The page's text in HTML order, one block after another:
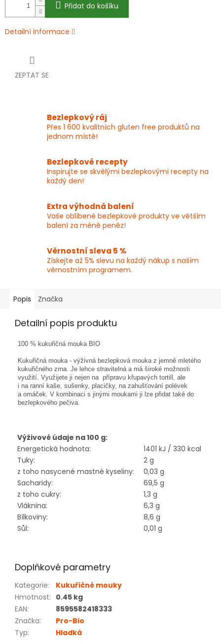
Přidat do košíku
Detailní informace
ZEPTAT SE
Bezlepkový ráj
Přes 1 600 kvalitních gluten free produktů na
jednom místě!
Bezlepkové recepty
Inspirujte se skvělými bezlepkovými recepty na
každý den!
Extra výhodná balení
Vaše oblíbené bezlepkové produkty ve větším
balení za méně peněz!
Věrnostní sleva 5 %
Získejte až 5% slevu na každý nákup s naším
věrnostním programem.
Popis Značka
Detailní popis produktu
100 % kukuřičná mouka BIO
Kukuřičná mouka - výživná bezlepková mouka z jemně mletého
kukuřičného zrna. Je lehce stravitelná a má široké možnosti
využití. Využijete ji nejen na přípravu křupavých tortill, ale
i na ranní kaše, sušenky, placičky, na zahušťování polévek
a omáček. V kombinaci s jinými moukami ji lze přidat také do
bezlepkového pečiva.
Výživové údaje na 100 g:
Energetická hodnota:
1401 kJ / 330 kcal
Tuky:
2 g
z toho nasycené mastné kyseliny:
0,03 g
Sacharidy:
69,5 g
z toho cukry:
1,3 g
Vláknina:
6,3 g
Bílkoviny:
8,6 g
Sůl:
0,01 g
Doplňkové parametry
Kategorie:
Kukuřičné mouky
Hmotnost: 0.45 kg
EAN:
8595582418333
Značka:
Pro-Bio
Typ: Hladká